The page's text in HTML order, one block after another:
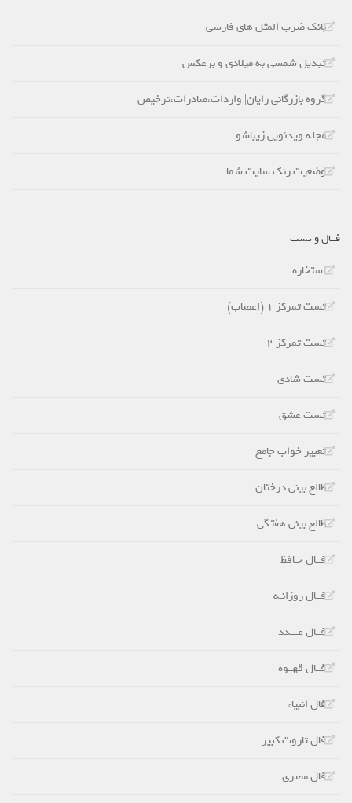
بانک ضرب المثل های فارسی
تبدیل شمسی به میلادی و برعکس
گروه بازرگانی رایان| واردات،صادرات،ترخیص
مجله ویدئویی زیباشو
وضعیت رنک سایت شما
فــال و تست
استخاره
تست تمرکز 1 (اعصاب)
تست تمرکز 2
تست شادی
تست عشق
تعبیر خواب جامع
طالع بینی درختان
طالع بینی هفتگی
فــال حـافظ
فــال روزانـه
فــال عـــدد
فــال قهــوه
فال انبياء
فال تاروت کبیر
فال مصری